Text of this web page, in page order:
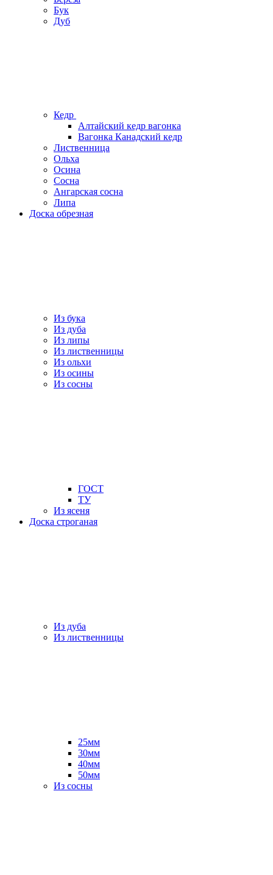
Бук
Дуб
Кедр
Алтайский кедр вагонка
Вагонка Канадский кедр
Лиственница
Ольха
Осина
Сосна
Ангарская сосна
Липа
Доска обрезная
Из бука
Из дуба
Из липы
Из лиственницы
Из ольхи
Из осины
Из сосны
ГОСТ
ТУ
Из ясеня
Доска строганая
Из дуба
Из лиственницы
25мм
30мм
40мм
50мм
Из сосны